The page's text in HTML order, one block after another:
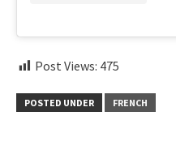
Post Views: 475
POSTED UNDER FRENCH